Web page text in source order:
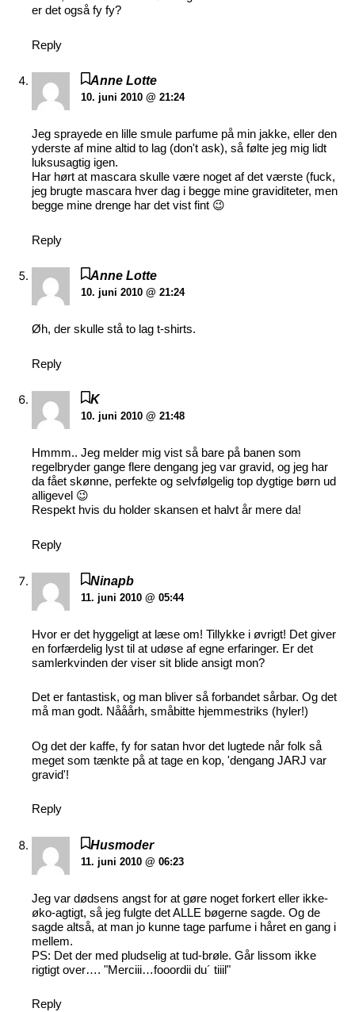
er det også fy fy?
Reply
Anne Lotte
10. juni 2010 @ 21:24
Jeg sprayede en lille smule parfume på min jakke, eller den
yderste af mine altid to lag (don't ask), så følte jeg mig lidt
luksusagtig igen.
Har hørt at mascara skulle være noget af det værste (fuck,
jeg brugte mascara hver dag i begge mine graviditeter, men
begge mine drenge har det vist fint 😉
Reply
Anne Lotte
10. juni 2010 @ 21:24
Øh, der skulle stå to lag t-shirts.
Reply
K
10. juni 2010 @ 21:48
Hmmm.. Jeg melder mig vist så bare på banen som
regelbryder gange flere dengang jeg var gravid, og jeg har
da fået skønne, perfekte og selvfølgelig top dygtige børn ud
alligevel 😉
Respekt hvis du holder skansen et halvt år mere da!
Reply
Ninapb
11. juni 2010 @ 05:44
Hvor er det hyggeligt at læse om! Tillykke i øvrigt! Det giver
en forfærdelig lyst til at udøse af egne erfaringer. Er det
samlerkvinden der viser sit blide ansigt mon?
Det er fantastisk, og man bliver så forbandet sårbar. Og det
må man godt. Nååårh, småbitte hjemmestriks (hyler!)
Og det der kaffe, fy for satan hvor det lugtede når folk så
meget som tænkte på at tage en kop, 'dengang JARJ var
gravid'!
Reply
Husmoder
11. juni 2010 @ 06:23
Jeg var dødsens angst for at gøre noget forkert eller ikke-
øko-agtigt, så jeg fulgte det ALLE bøgerne sagde. Og de
sagde altså, at man jo kunne tage parfume i håret en gang i
mellem.
PS: Det der med pludselig at tud-brøle. Går lissom ikke
rigtigt over…. "Merciii…fooordii du´ tiiil"
Reply